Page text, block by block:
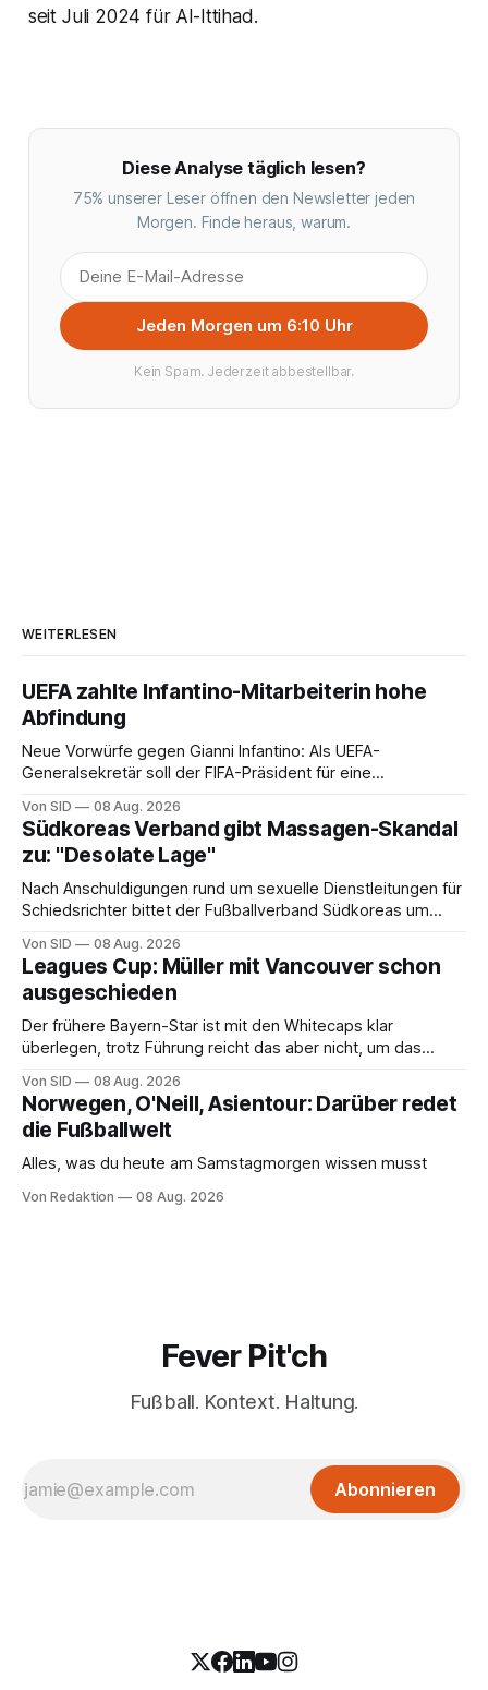
seit Juli 2024 für Al-Ittihad.
Diese Analyse täglich lesen?
75% unserer Leser öffnen den Newsletter jeden
Morgen. Finde heraus, warum.
Jeden Morgen um 6:10 Uhr
Kein Spam. Jederzeit abbestellbar.
WEITERLESEN
UEFA zahlte Infantino-Mitarbeiterin hohe
Abfindung
Neue Vorwürfe gegen Gianni Infantino: Als UEFA-
Generalsekretär soll der FIFA-Präsident für eine
Von SID 08 Aug. 2026
Südkoreas Verband gibt Massagen-Skandal
zu: "Desolate Lage"
Nach Anschuldigungen rund um sexuelle Dienstleitungen für
Schiedsrichter bittet der Fußballverband Südkoreas um
Von SID 08 Aug. 2026
Leagues Cup: Müller mit Vancouver schon
ausgeschieden
Der frühere Bayern-Star ist mit den Whitecaps klar
überlegen, trotz Führung reicht das aber nicht, um das
Von SID 08 Aug. 2026
Norwegen, O'Neill, Asientour: Darüber redet
die Fußballwelt
Alles, was du heute am Samstagmorgen wissen musst
Von Redaktion 08 Aug. 2026
Fever Pit'ch
Fußball. Kontext. Haltung.
Abonnieren